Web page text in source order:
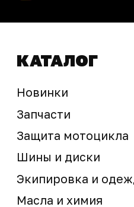
+7 (908) 448-07-59
+7 (995) 281-25-71
г. Владивосток
sale@ossport.ru